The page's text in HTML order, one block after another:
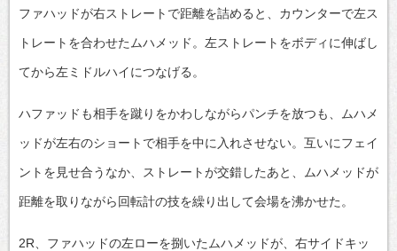
ファハッドが右ストレートで距離を詰めると、カウンターで左ス
トレートを合わせたムハメッド。左ストレートをボディに伸ばし
てから左ミドルハイにつなげる。
ハファッドも相手を蹴りをかわしながらパンチを放つも、ムハメ
ッドが左右のショートで相手を中に入れさせない。互いにフェイ
ントを見せ合うなか、ストレートが交錯したあと、ムハメッドが
距離を取りながら回転計の技を繰り出して会場を沸かせた。
2R、ファハッドの左ローを捌いたムハメッドが、右サイドキッ